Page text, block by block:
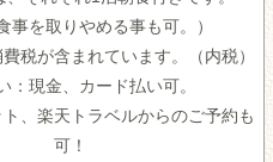
事を取りやめる事も可。）
税が含まれています。（内税）
：現金、カード払い可。
、楽天トラベルからのご予約も
可！